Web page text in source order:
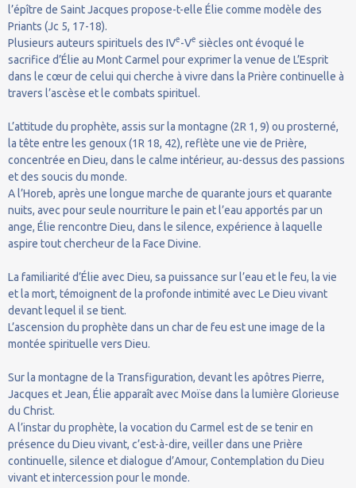
l’épître de Saint Jacques propose-t-elle Élie comme modèle des
Priants (Jc 5, 17-18).
Plusieurs auteurs spirituels des IVe-Ve siècles ont évoqué le
sacrifice d’Élie au Mont Carmel pour exprimer la venue de L’Esprit
dans le cœur de celui qui cherche à vivre dans la Prière continuelle à
travers l’ascèse et le combats spirituel.
L’attitude du prophète, assis sur la montagne (2R 1, 9) ou prosterné,
la tête entre les genoux (1R 18, 42), reflète une vie de Prière,
concentrée en Dieu, dans le calme intérieur, au-dessus des passions
et des soucis du monde.
A l’Horeb, après une longue marche de quarante jours et quarante
nuits, avec pour seule nourriture le pain et l’eau apportés par un
ange, Élie rencontre Dieu, dans le silence, expérience à laquelle
aspire tout chercheur de la Face Divine.
La familiarité d’Élie avec Dieu, sa puissance sur l’eau et le feu, la vie
et la mort, témoignent de la profonde intimité avec Le Dieu vivant
devant lequel il se tient.
L’ascension du prophète dans un char de feu est une image de la
montée spirituelle vers Dieu.
Sur la montagne de la Transfiguration, devant les apôtres Pierre,
Jacques et Jean, Élie apparaît avec Moïse dans la lumière Glorieuse
du Christ.
A l’instar du prophète, la vocation du Carmel est de se tenir en
présence du Dieu vivant, c’est-à-dire, veiller dans une Prière
continuelle, silence et dialogue d’Amour, Contemplation du Dieu
vivant et intercession pour le monde.